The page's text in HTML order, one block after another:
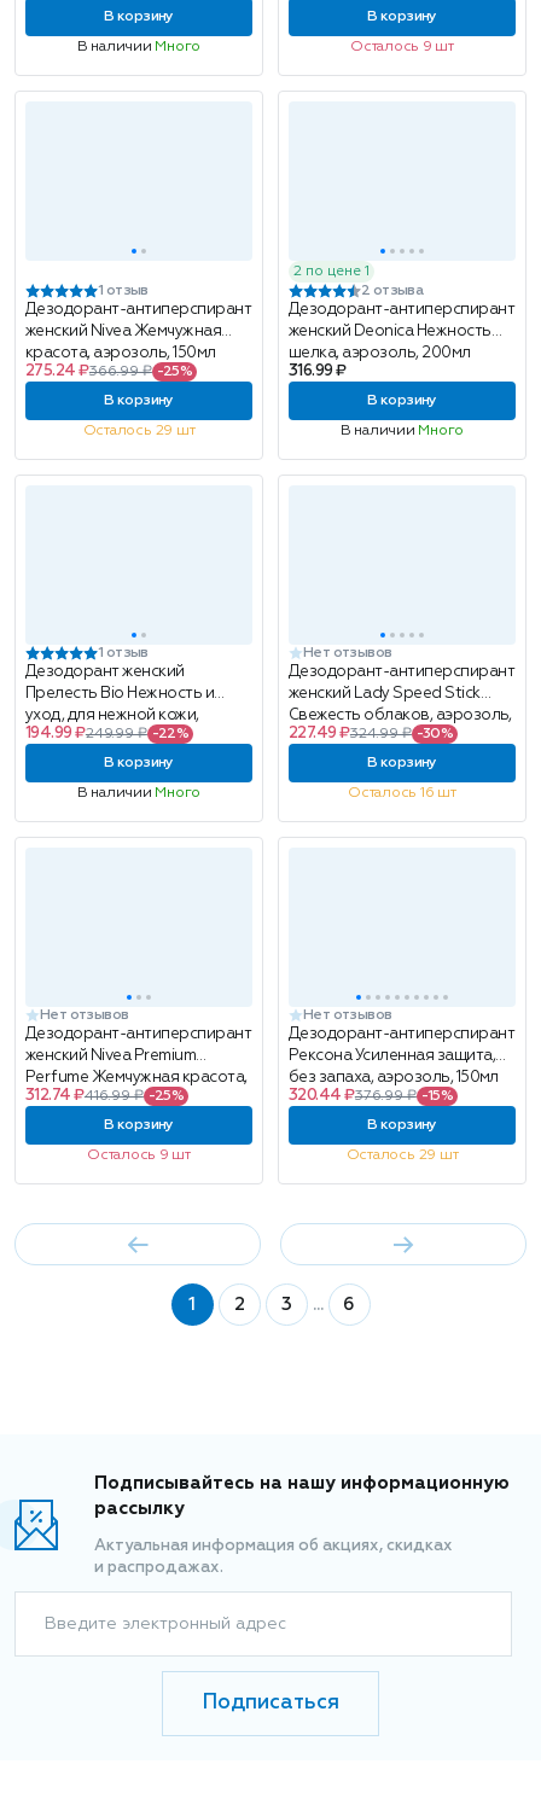
В корзину
В наличии Много
В корзину
Осталось 9 шт
1 отзыв
Дезодорант-антиперспирант
женский Nivea Жемчужная
красота, аэрозоль, 150мл
275.24 ₽366.99 ₽ -25%
В корзину
Осталось 29 шт
2 по цене 1
2 отзыва
Дезодорант-антиперспирант
женский Deonica Нежность
шелка, аэрозоль, 200мл
316.99 ₽
В корзину
В наличии Много
1 отзыв
Дезодорант женский
Прелесть Bio Нежность и
уход, для нежной кожи,
аэрозоль, 150мл
194.99 ₽249.99 ₽ -22%
В корзину
В наличии Много
Нет отзывов
Дезодорант-антиперспирант
женский Lady Speed Stick
Свежесть облаков, аэрозоль,
150мл
227.49 ₽324.99 ₽ -30%
В корзину
Осталось 16 шт
Нет отзывов
Дезодорант-антиперспирант
женский Nivea Premium
Perfume Жемчужная красота,
аэрозоль, 150мл
312.74 ₽416.99 ₽ -25%
В корзину
Осталось 9 шт
Нет отзывов
Дезодорант-антиперспирант
Рексона Усиленная защита,
без запаха, аэрозоль, 150мл
320.44 ₽376.99 ₽ -15%
В корзину
Осталось 29 шт
1 2 3 ... 6
Подписывайтесь на нашу информационную
рассылку
Актуальная информация об акциях, скидках
и распродажах.
Введите электронный адрес
Подписаться